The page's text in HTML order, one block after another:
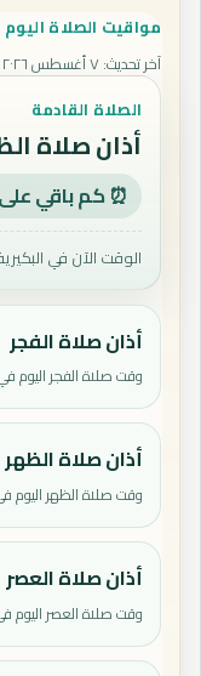
مواقيت الصلاة اليوم
آخر تحديث:٧ أغسطس ٢٠٢٦ في ١:٢٥ ص
الصلاة القادمة
أذان صلاة
⏰ كم باقي على
الوقت الآن في
أذان صلاة الفجر
وقت صلاة الفجر اليوم في
أذان صلاة الظهر
وقت صلاة الظهر اليوم
أذان صلاة العصر
وقت صلاة العصر اليوم